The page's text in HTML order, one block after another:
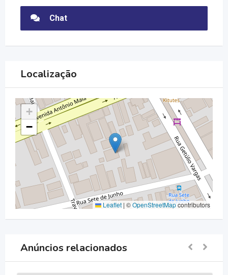
Chat
Localização
+
−
Leaflet | ©OpenStreetMapcontributors
Anúncios relacionados